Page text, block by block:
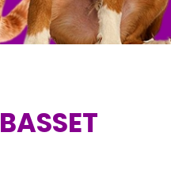
BASSET